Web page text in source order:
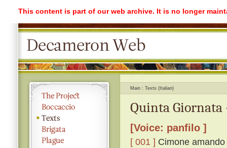
This content is part of our web archive. It is no longer
Main Texts (Italian)
Quinta
[Voice: panfilo ]
[ 001 ] Cimone